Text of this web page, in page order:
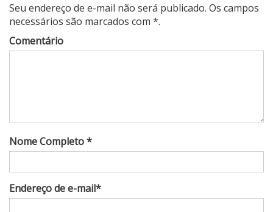
Seu endereço de e-mail não será publicado. Os campos
necessários são marcados com *.
Comentário
Nome Completo *
Endereço de e-mail*